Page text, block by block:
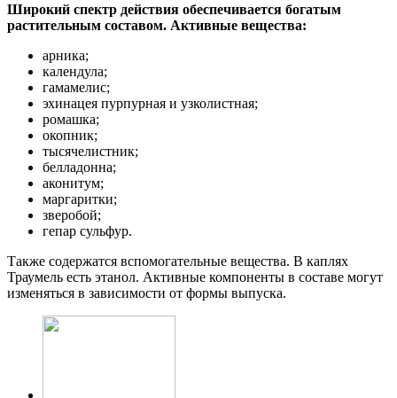
Широкий спектр действия обеспечивается богатым
растительным составом. Активные вещества:
арника;
календула;
гамамелис;
эхинацея пурпурная и узколистная;
ромашка;
окопник;
тысячелистник;
белладонна;
аконитум;
маргаритки;
зверобой;
гепар сульфур.
Также содержатся вспомогательные вещества. В каплях
Траумель есть этанол. Активные компоненты в составе могут
изменяться в зависимости от формы выпуска.